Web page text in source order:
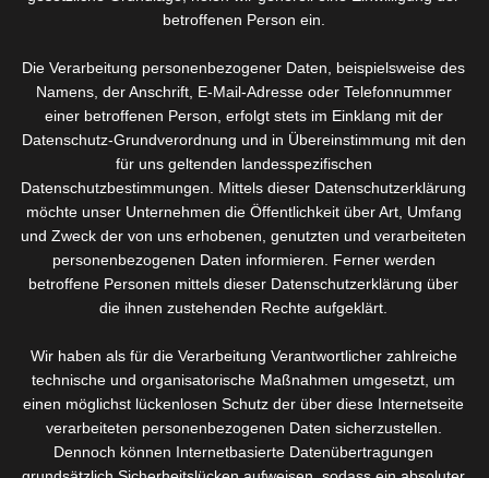
Festigt die schlaffe Haut
Verringert den Körperumfang
Sorgt für straffere Körperkonturen
Verbessert die Struktur und Elastizität der Haut
Bringt die Haut ins Gleichgewicht und sorgt für
Erholung
Für alle Körperpartien geeignet (u. a. Gesäß, Oberarme,
Hüften, Innen- und Außenseite der Oberschenkel).
Viele Frauen stören sich an der Cellulite und Alterung der
Körperhaut. Cremes schaffen bei diesem Problem kaum Abhilfe
und den Gang zum Schönheitschirurgen finden viele Betroffene
nicht angebracht. Sich also damit abfinden? Nicht, wenn es an
Silk’n liegt! Lernen Sie die Mehrfach-Wirkung von Silk’n
betroffenen Person ein.
Die Verarbeitung personenbezogener Daten, beispielsweise des
Namens, der Anschrift, E-Mail-Adresse oder Telefonnummer
einer betroffenen Person, erfolgt stets im Einklang mit der
Datenschutz-Grundverordnung und in Übereinstimmung mit den
für uns geltenden landesspezifischen
Datenschutzbestimmungen. Mittels dieser Datenschutzerklärung
möchte unser Unternehmen die Öffentlichkeit über Art, Umfang
und Zweck der von uns erhobenen, genutzten und verarbeiteten
personenbezogenen Daten informieren. Ferner werden
betroffene Personen mittels dieser Datenschutzerklärung über
die ihnen zustehenden Rechte aufgeklärt.
Wir haben als für die Verarbeitung Verantwortlicher zahlreiche
technische und organisatorische Maßnahmen umgesetzt, um
einen möglichst lückenlosen Schutz der über diese Internetseite
verarbeiteten personenbezogenen Daten sicherzustellen.
Dennoch können Internetbasierte Datenübertragungen